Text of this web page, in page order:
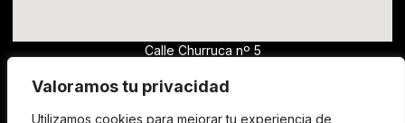
Valoramos tu privacidad
Utilizamos cookies para mejorar tu experiencia de
Calle Churruca nº 5